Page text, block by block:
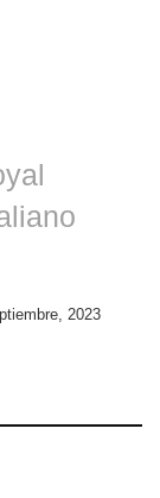
2023